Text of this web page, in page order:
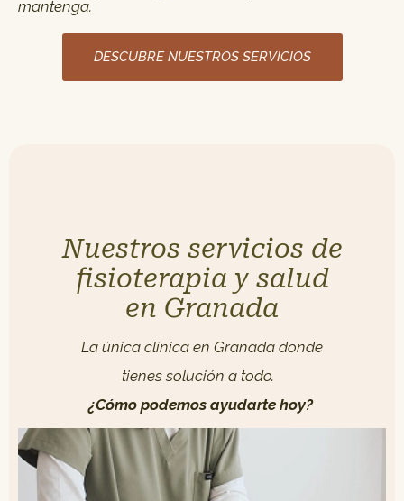
mantenga.
DESCUBRE NUESTROS SERVICIOS
Nuestros servicios de
fisioterapia y salud
en Granada
La única clínica en Granada donde
tienes solución a todo.
¿Cómo podemos ayudarte hoy?